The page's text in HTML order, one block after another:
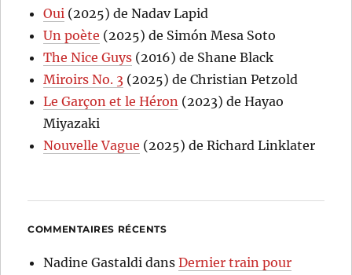
Oui (2025) de Nadav Lapid
Un poète (2025) de Simón Mesa Soto
The Nice Guys (2016) de Shane Black
Miroirs No. 3 (2025) de Christian Petzold
Le Garçon et le Héron (2023) de Hayao
Miyazaki
Nouvelle Vague (2025) de Richard Linklater
COMMENTAIRES RÉCENTS
Nadine Gastaldi dansDernier train pour